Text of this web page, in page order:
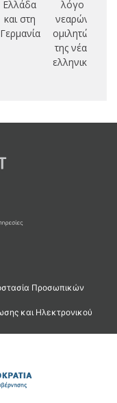
Ελλάδα
και στη
Γερμανία
λόγο
νεαρών
ομιλητών
της νέας
ελληνικής